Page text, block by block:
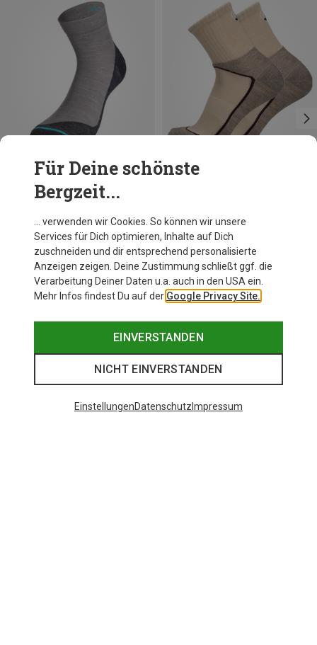
Du sparst 67%
Für Deine schönste
Bergzeit...
… verwenden wir Cookies. So können wir unsere
Services für Dich optimieren, Inhalte auf Dich
zuschneiden und dir entsprechend personalisierte
Anzeigen zeigen. Deine Zustimmung schließt ggf. die
Verarbeitung Deiner Daten u.a. auch in den USA ein.
Mehr Infos findest Du auf der Google Privacy Site.
EINVERSTANDEN
NICHT EINVERSTANDEN
EinstellungenDatenschutz Impressum